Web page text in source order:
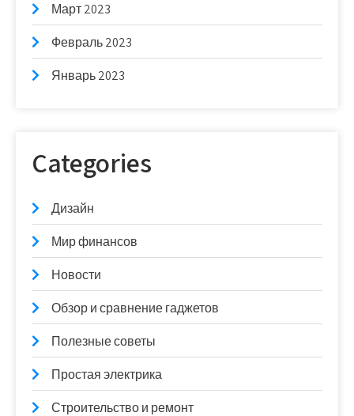
Март 2023
Февраль 2023
Январь 2023
Categories
Дизайн
Мир финансов
Новости
Обзор и сравнение гаджетов
Полезные советы
Простая электрика
Строительство и ремонт